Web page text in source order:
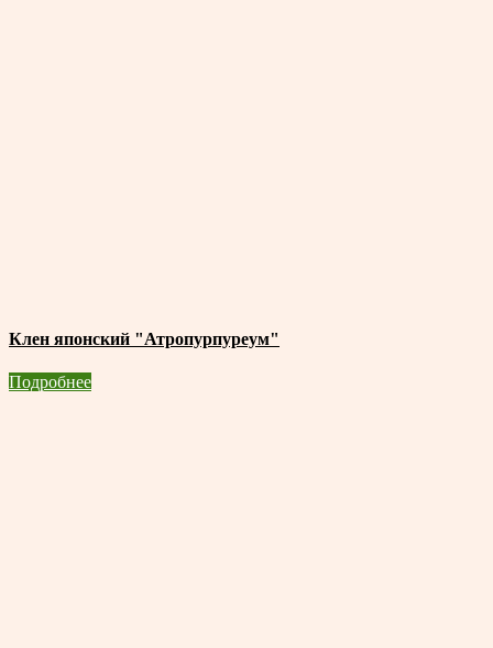
Клен японский "Атропурпуреум"
Подробнее